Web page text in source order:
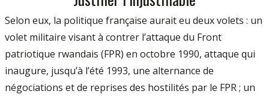
Selon eux, la politique française aurait eu deux volets : un
volet militaire visant à contrer l’attaque du Front
patriotique rwandais (FPR) en octobre 1990, attaque qui
inaugure, jusqu’à l’été 1993, une alternance de
négociations et de reprises des hostilités par le FPR ; un